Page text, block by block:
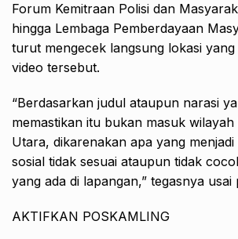
Forum Kemitraan Polisi dan
hingga Lembaga Pemberdayaan
turut mengecek langsung lokasi
video tersebut.
“Berdasarkan judul ataupun narasi
memastikan itu bukan masuk
Utara, dikarenakan apa yang
sosial tidak sesuai ataupun tidak
yang ada di lapangan,” tegasnya usai
AKTIFKAN POSKAMLING